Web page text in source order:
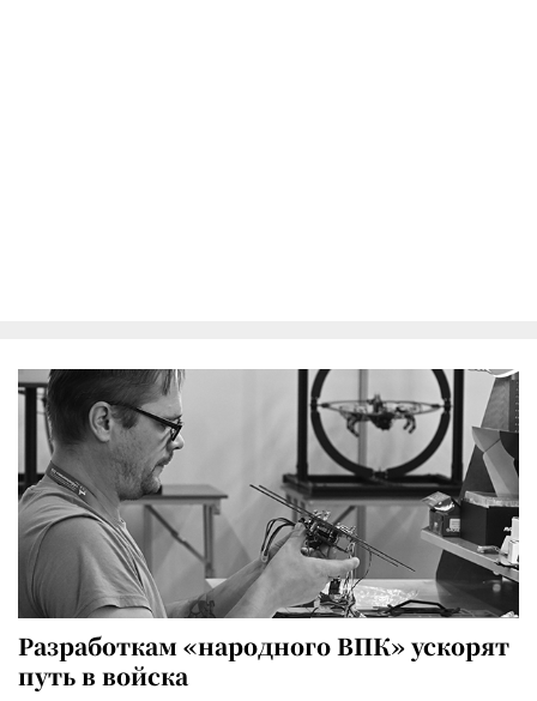
Разработкам «народного ВПК» ускорят
путь в войска